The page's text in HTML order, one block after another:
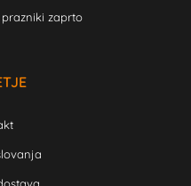
zaprto